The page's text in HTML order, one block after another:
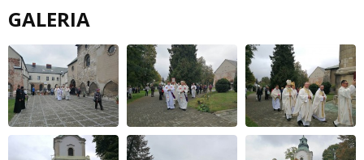
GALERIA